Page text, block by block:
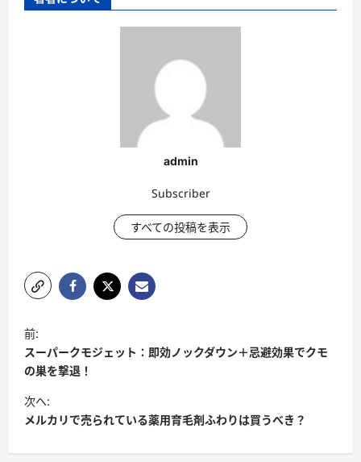
admin
Subscriber
すべての投稿を表示
投
稿
ナ
ビ
ゲ
ー
前:
スーパークモジェット：即効ノックダウン＋忌避効果でクモ
の巣を撃退！
次へ:
メルカリで売られている薬用育毛剤ふわりは買うべき？